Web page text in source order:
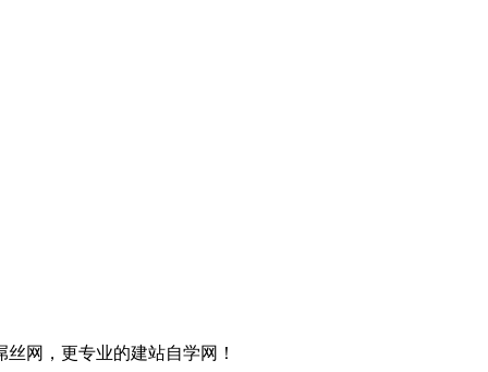
网，更专业的建站自学网！